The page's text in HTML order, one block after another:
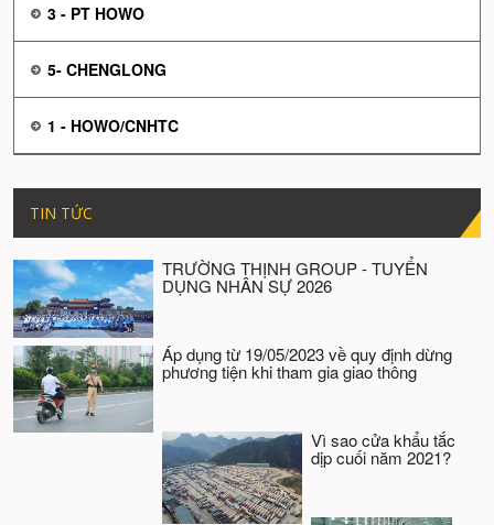
3 - PT HOWO
5- CHENGLONG
1 - HOWO/CNHTC
TIN TỨC
TRƯỜNG THỊNH GROUP - TUYỂN
DỤNG NHÂN SỰ 2026
Áp dụng từ 19/05/2023 về quy định dừng
phương tiện khi tham gia giao thông
Vì sao cửa khẩu tắc
dịp cuối năm 2021?